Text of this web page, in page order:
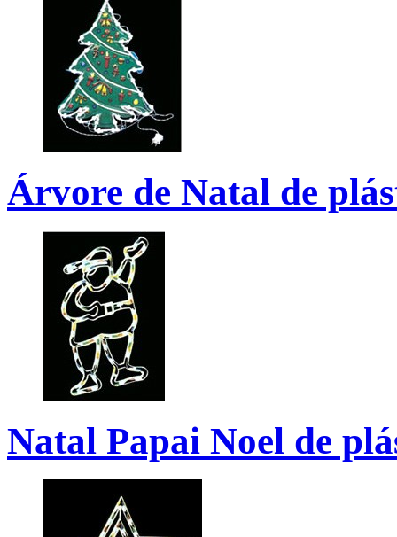
Árvore de Natal de
Natal Papai Noel de